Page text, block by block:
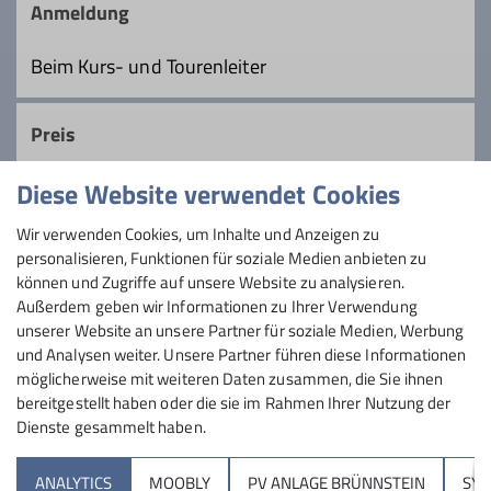
durchgeführt. Oft gibt es unterwegs
etwas besonders Schönes zu sehen oder
gemütliche Einkehr ist normalerweise
Details
Anmeldung
Beim Kurs- und Tourenleiter
Preis
Maximale Teilnehmeranzahl
15
Sektion
Diese Website verwendet Cookies
Wir verwenden Cookies, um Inhalte und Anzeigen zu
personalisieren, Funktionen für soziale Medien anbieten zu
können und Zugriffe auf unsere Website zu analysieren.
Außerdem geben wir Informationen zu Ihrer Verwendung
unserer Website an unsere Partner für soziale Medien, Werbung
und Analysen weiter. Unsere Partner führen diese Informationen
möglicherweise mit weiteren Daten zusammen, die Sie ihnen
bereitgestellt haben oder die sie im Rahmen Ihrer Nutzung der
Dienste gesammelt haben.
ANALYTICS MOOBLY PV ANLAGE BRÜNNSTEIN